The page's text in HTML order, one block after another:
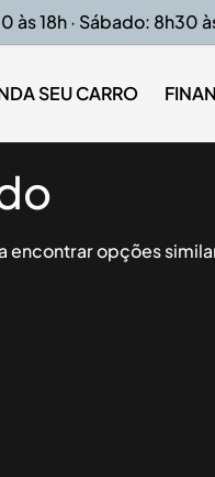
18h · Sábado: 8h30
SEU CARRO
encontrar opções